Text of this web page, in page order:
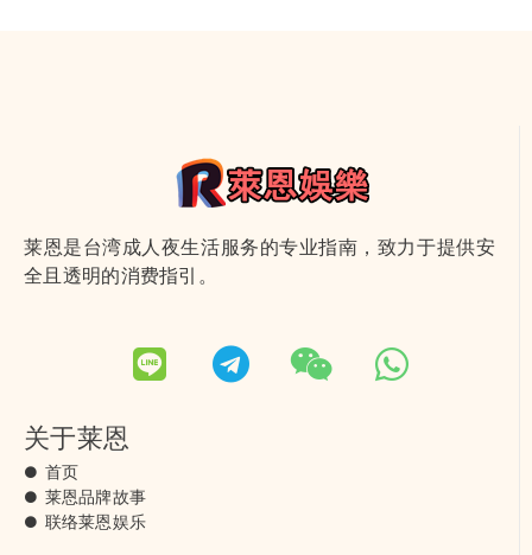
莱恩是台湾成人夜生活服务的专业指南，致力于提供安
全且透明的消费指引。
关于莱恩
首页
莱恩品牌故事
联络莱恩娱乐